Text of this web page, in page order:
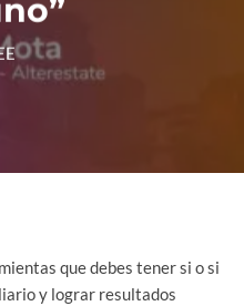
que debes tener si o si
y lograr resultados